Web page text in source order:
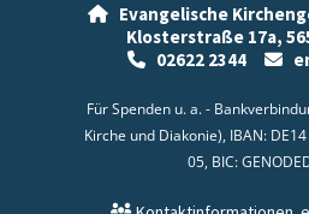

Evangelische
Klosterstraße 17a,
02622 2344 
Für Spenden u. a. -
Kirche und Diakonie), IBAN:
05, BIC: